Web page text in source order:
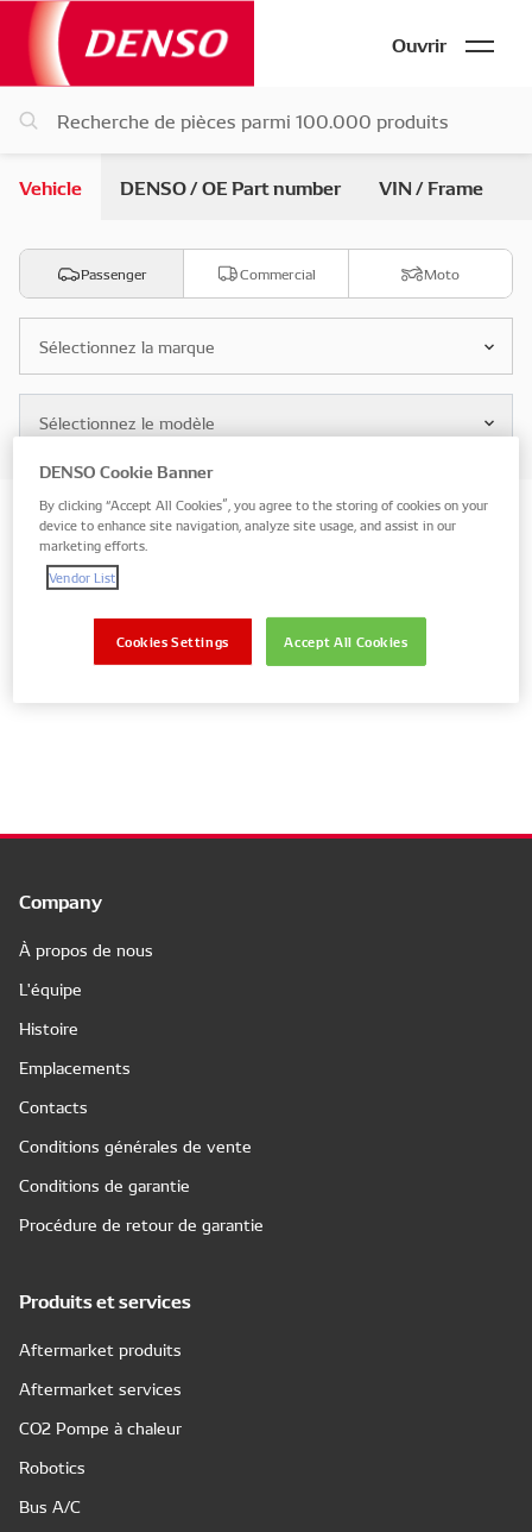
Ouvrir
Vehicle DENSO / OE Part number VIN / Frame
Passenger Commercial Moto
Sélectionnez la marque
Sélectionnez le modèle
Search by vehicle pièces
Afficher uniquement les pièces pour votre
véhicule
Company
À propos de nous
L'équipe
Histoire
Emplacements
Contacts
Conditions générales de vente
Conditions de garantie
Procédure de retour de garantie
Produits et services
Aftermarket produits
Aftermarket services
CO2 Pompe à chaleur
Robotics
Bus A/C
DENSO Cookie Banner
By clicking “Accept All Cookies”, you agree to the storing of cookies on your
device to enhance site navigation, analyze site usage, and assist in our
marketing efforts.
Vendor List
Accept All Cookies
Cookies Settings